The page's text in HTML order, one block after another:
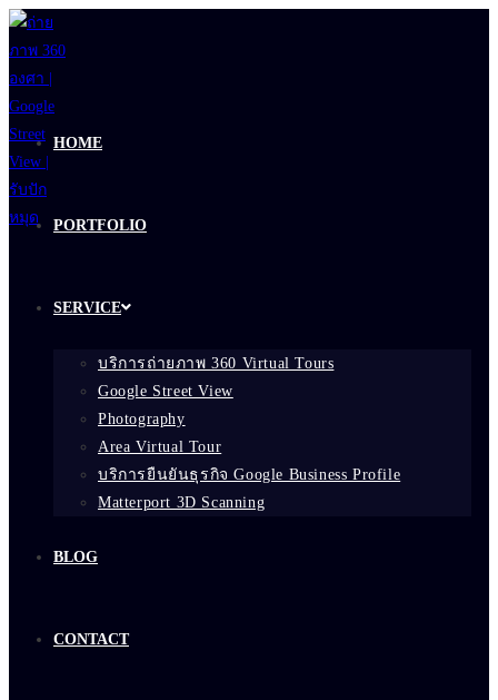
Skip
to
content
HOME
PORTFOLIO
SERVICE
บริการถ่ายภาพ 360 Virtual Tours
Google Street View
Photography
Area Virtual Tour
บริการยืนยันธุรกิจ Google Business Profile
Matterport 3D Scanning
BLOG
CONTACT